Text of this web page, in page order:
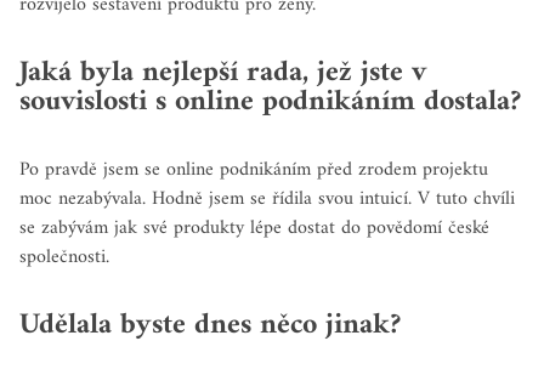
Jaká byla nejlepší rada, jež jste v
souvislosti s online podnikáním dostala?
Po pravdě jsem se online podnikáním před zrodem projektu
moc nezabývala. Hodně jsem se řídila svou intuicí. V tuto chvíli
se zabývám jak své produkty lépe dostat do povědomí české
společnosti.
Udělala byste dnes něco jinak?